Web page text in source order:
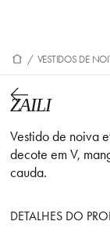
/ VESTIDOS DE
ZAILI
Vestido de noiva
decote em V,
cauda.
DETALHES DO